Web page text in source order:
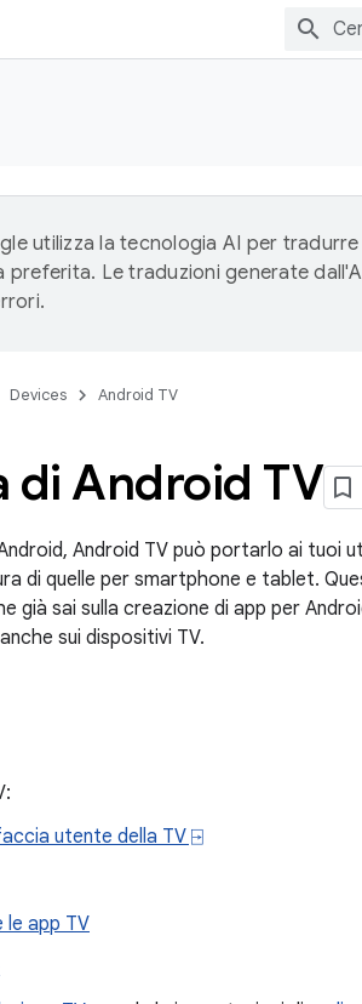
utilizza la tecnologia AI per tradurre
preferita. Le traduzioni generate
Devices Android TV
di Android TV
Android TV può portarlo ai tuoi
di quelle per smartphone e tablet.
già sai sulla creazione di app per
sui dispositivi TV.
utente della TV ⍈
le app TV